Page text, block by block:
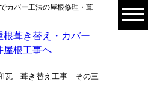
バー工法の屋根修理・葺
瓦 葺き替え工事 その三